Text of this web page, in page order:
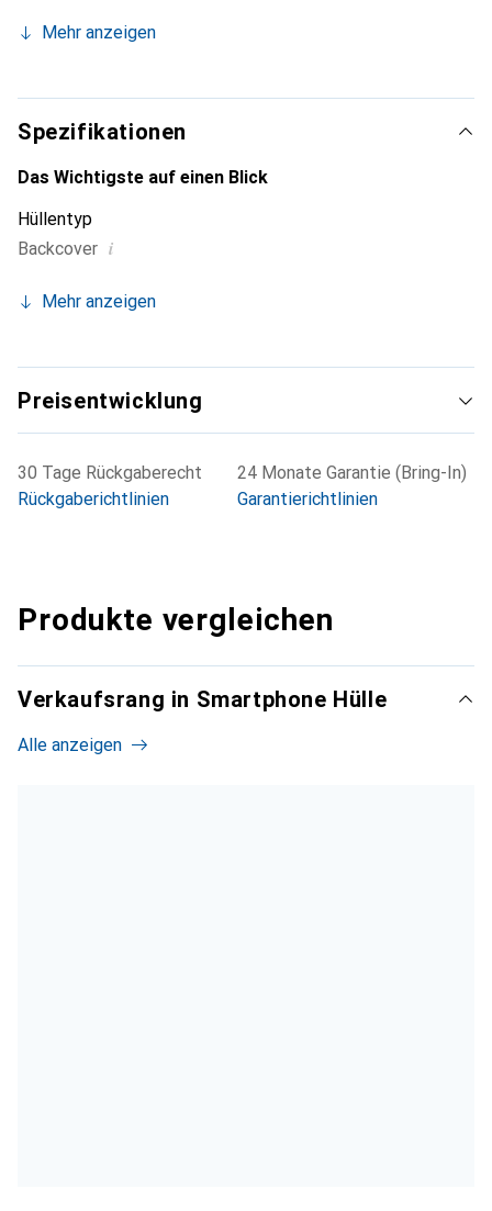
unverzichtbaren Accessoire für Ihr Smartphone.
die Marke Noreve eine sichere Wahl für eine
anspruchsvolle Kundschaft.
Mehr anzeigen
Spezifikationen
Das Wichtigste auf einen Blick
Hüllentyp
Backcover i
Mehr anzeigen
Preisentwicklung
30 Tage Rückgaberecht
Rückgaberichtlinien
24 Monate Garantie (Bring-In)
Garantierichtlinien
Produkte vergleichen
Verkaufsrang in Smartphone Hülle
Alle anzeigen